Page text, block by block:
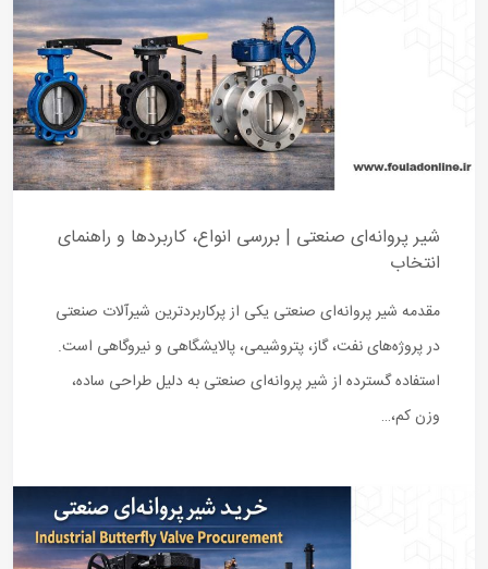
شیر پروانه‌ای صنعتی | بررسی انواع، کاربردها و راهنمای
انتخاب
مقدمه شیر پروانه‌ای صنعتی یکی از پرکاربردترین شیرآلات صنعتی
در پروژه‌های نفت، گاز، پتروشیمی، پالایشگاهی و نیروگاهی است.
استفاده گسترده از شیر پروانه‌ای صنعتی به دلیل طراحی ساده،
وزن کم،…